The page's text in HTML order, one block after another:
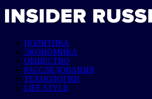
ПОЛИТИКА
ЭКОНОМИКА
ОБЩЕСТВО
РАССЛЕДОВАНИЯ
ТЕХНОЛОГИИ
LIFE STYLE